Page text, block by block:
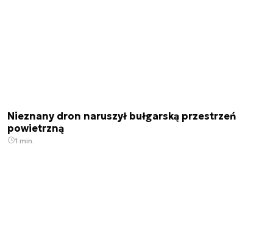
Nieznany dron naruszył bułgarską przestrzeń
powietrzną
1 min.